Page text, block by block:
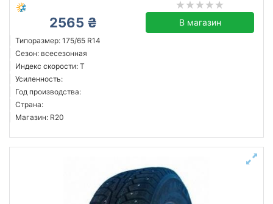
2565 ₴ В магазин
Типоразмер: 175/65 R14
Сезон: всесезонная
Индекс скорости: T
Усиленность:
Год производства:
Страна:
Магазин: R20